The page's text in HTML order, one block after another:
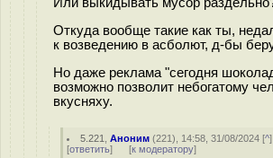
Откуда вообще такие как ты,
к возведению в асболют, д-бы
Но даже реклама "сегодня
возможно позволит небогатому
вкусняху.
5.221 ,Аноним (221), 14:58, 31/08/2024 [^
[ответить] [к модератору]